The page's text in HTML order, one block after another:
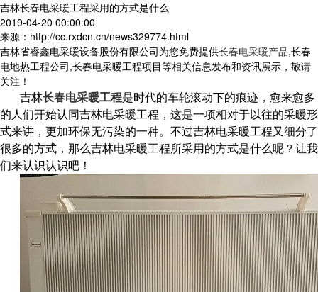
吉林长春电采暖工程采用的方式是什么
2019-04-20 00:00:00
来源：http://cc.rxdcn.cn/news329774.html
吉林省睿鑫电采暖设备股份有限公司为您免费提供长春电采暖产品,长春
电地热工程公司,长春电采暖工程项目等相关信息发布和资讯展示，敬请
关注！
吉林长春电采暖工程是时代的车轮滚动下的痕迹，愈来愈多
的人们开始认同吉林电采暖工程，这是一项相对于以往的采暖形
式来讲，更加环保无污染的一种。不过吉林电采暖工程又细分了
很多的方式，那么吉林电采暖工程所采用的方式是什么呢？让我
们来认识认识吧！